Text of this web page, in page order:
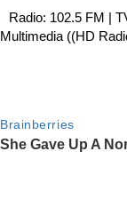
Radio: 102.5 FM |
Multimedia ((HD